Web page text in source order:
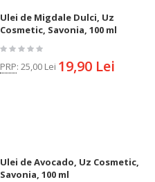
Ulei de Migdale Dulci, Uz
Cosmetic, Savonia, 100 ml
PRP: 25,00 Lei 19,90 Lei
Ulei de Avocado, Uz Cosmetic,
Savonia, 100 ml